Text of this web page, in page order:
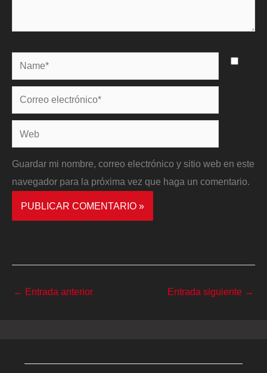
Name*
Correo
electrónico*
Web
Guardar mi nombre, correo electrónico y sitio web en este
navegador para la próxima vez que haga un comentario.
← Entrada anterior Entrada siguiente →